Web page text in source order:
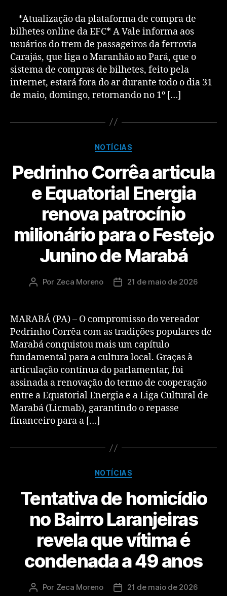
*Atualização da plataforma de compra de
bilhetes online da EFC* A Vale informa aos
usuários do trem de passageiros da ferrovia
Carajás, que liga o Maranhão ao Pará, que o
sistema de compras de bilhetes, feito pela
internet, estará fora do ar durante todo o dia 31
de maio, domingo, retornando no 1º […]
NOTÍCIAS
Pedrinho Corrêa articula
e Equatorial Energia
renova patrocínio
milionário para o Festejo
Junino de Marabá
Por Zeca Moreno 21 de maio de 2026
​MARABÁ (PA) – O compromisso do vereador
Pedrinho Corrêa com as tradições populares de
Marabá conquistou mais um capítulo
fundamental para a cultura local. Graças à
articulação contínua do parlamentar, foi
assinada a renovação do termo de cooperação
entre a Equatorial Energia e a Liga Cultural de
Marabá (Licmab), garantindo o repasse
financeiro para a […]
NOTÍCIAS
Tentativa de homicídio
no Bairro Laranjeiras
revela que vítima é
condenada a 49 anos
Por Zeca Moreno 21 de maio de 2026